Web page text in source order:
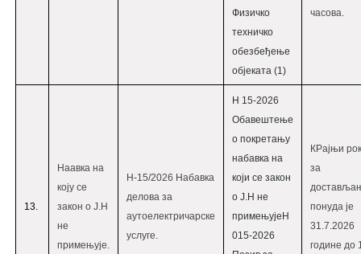
Физичко
техничко
обезбеђење
објеката (1)
часова.
13.
Наавка на
коју се
закон о Ј.Н
не
примењује.
Н-15/2026 Набавка
делова за
аутоелектричарске
услуге.
Н 15-2026
Oбавештење
о покретању
набавка на
који се закон
о Ј.Н не
примењује Н
015-2026
КРајњи рок
за
понуда је
31.7.2026
године до